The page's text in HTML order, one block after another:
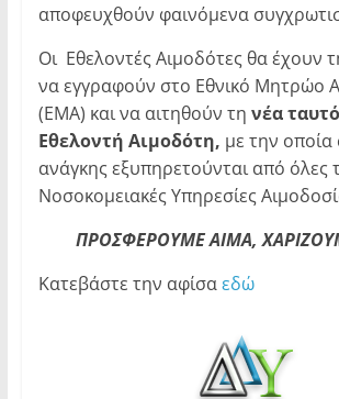
αποφευχθούν φαινόμενα
Οι Εθελοντές Αιμοδότες θα έχουν
να εγγραφούν στο Εθνικό Μητρώο
(ΕΜΑ) και να αιτηθούν τη νέα
Εθελοντή Αιμοδότη, με την
ανάγκης εξυπηρετούνται από όλες
Νοσοκομειακές Υπηρεσίες
ΠΡΟΣΦΕΡΟΥΜΕ ΑΙΜΑ,
Κατεβάστε την αφίσαεδώ